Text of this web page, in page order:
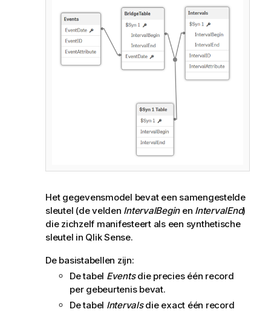
Het gegevensmodel bevat een samengestelde
sleutel (de velden IntervalBeginen IntervalEnd)
die zichzelf manifesteert als een synthetische
sleutel in Qlik Sense.
De basistabellen zijn:
De tabel Eventsdie precies één record
per gebeurtenis bevat.
De tabel Intervalsdie exact één record